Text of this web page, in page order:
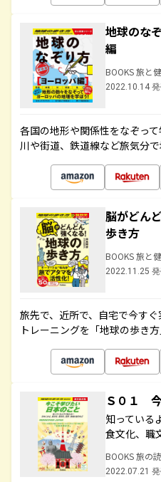
地球のな
編
BOOKS 旅と
2022.10.14
各国の地形や関係性をなぞっ
川や街道、鉄道線など旅気分
脳がどん
歩き方
BOOKS 旅と
2022.11.25
旅先で、近所で、自宅で今す
トレーニングを「地球の歩き
Ｓ０１
知っている
食文化、職
BOOKS 旅の
2022.07.21